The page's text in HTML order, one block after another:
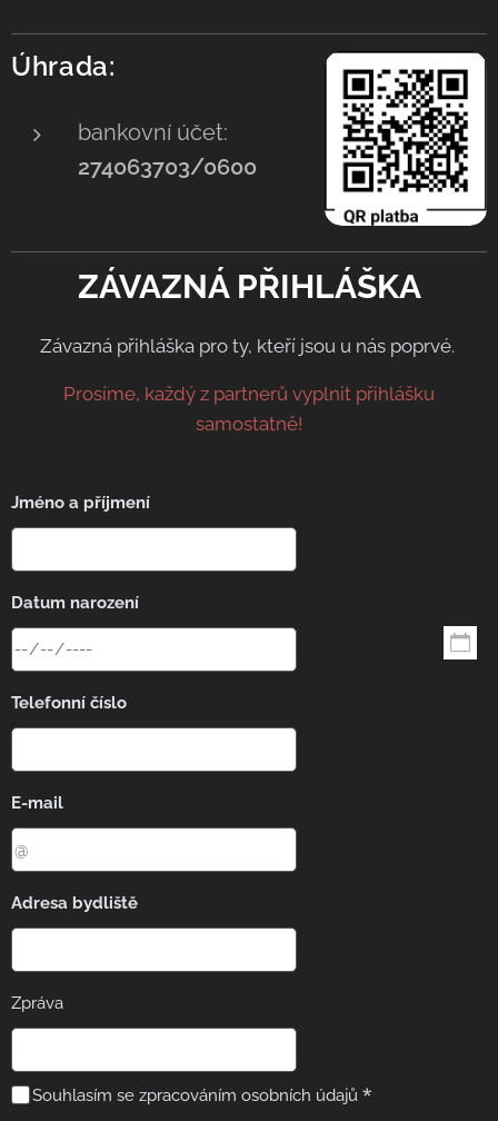
Úhrada:
bankovní účet:
274063703/0600
ZÁVAZNÁ PŘIHLÁŠKA
Závazná přihláška pro ty, kteří jsou u nás poprvé.
Prosíme, každý z partnerů vyplnit přihlášku
samostatně!
Jméno a příjmení
Datum narození
Telefonní číslo
E-mail
Adresa bydliště
Zpráva
Souhlasím se zpracováním osobních údajů